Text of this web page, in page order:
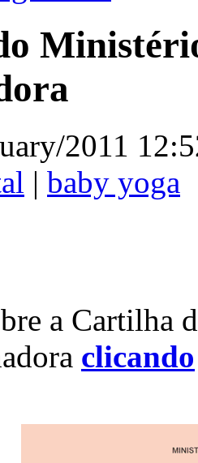
2011
| baby yoga
a Cartilha
clicando